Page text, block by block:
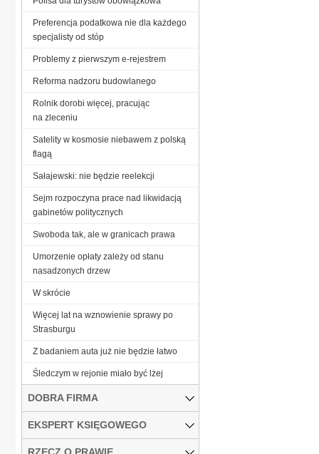
Preferencja podatkowa nie dla każdego
specjalisty od stóp
Problemy z pierwszym e-rejestrem
Reforma nadzoru budowlanego
Rolnik dorobi więcej, pracując
na zleceniu
Satelity w kosmosie niebawem z polską
flagą
Sałajewski: nie będzie reelekcji
Sejm rozpoczyna prace nad likwidacją
gabinetów politycznych
Swoboda tak, ale w granicach prawa
Umorzenie opłaty zależy od stanu
nasadzonych drzew
W skrócie
Więcej lat na wznowienie sprawy po
Strasburgu
Z badaniem auta już nie będzie łatwo
Śledczym w rejonie miało być lżej
DOBRA FIRMA
EKSPERT KSIĘGOWEGO
RZECZ O PRAWIE